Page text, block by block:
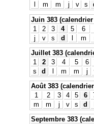
m m j v s
Juin 383
1
2 3 4 5 6
j
v s d l m
Juillet 383
1
2 3 4 5 6
s
d m m j
Août 383
1
2 3 4 5 6
m
m j v s d
Septembre 383